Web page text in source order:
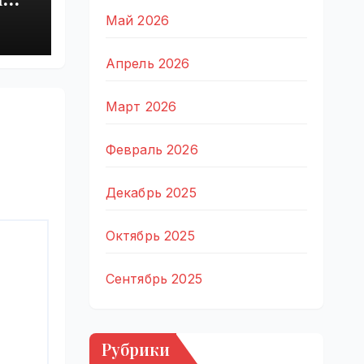
Май 2026
Апрель 2026
Март 2026
Февраль 2026
Декабрь 2025
Октябрь 2025
Сентябрь 2025
Рубрики